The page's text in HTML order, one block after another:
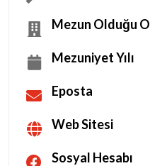
Mezun Olduğu
Mezuniyet Yılı
Eposta
Web Sitesi
Sosyal Hesabı